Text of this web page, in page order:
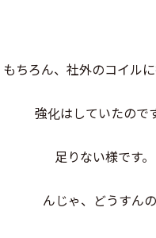
もちろん、社外のコイル
強化はしていたので
足りない様です。
んじゃ、どうすん